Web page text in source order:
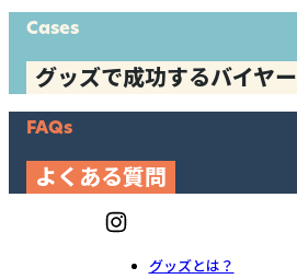
Cases
グッズで成功するバイヤ
FAQs
よくある質問
グッズとは？